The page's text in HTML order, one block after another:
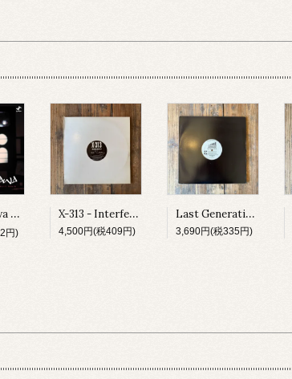
円)
X-313 - Interferon EP
4,500円(税409円)
Last Generation - Spiritual Influence E.P.
3,690円(税335円)